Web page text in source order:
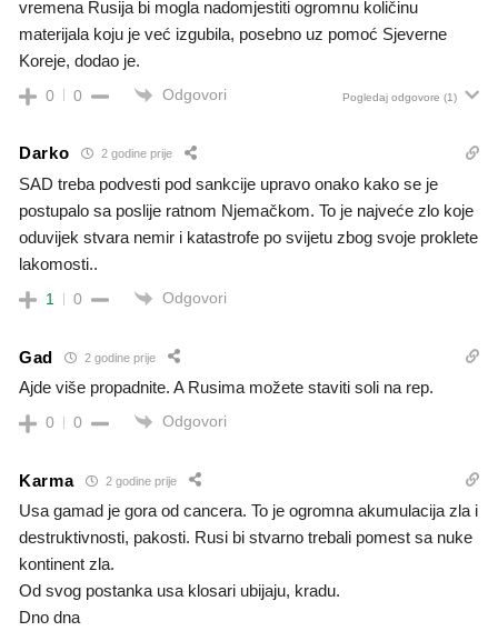
vremena Rusija bi mogla nadomjestiti ogromnu količinu
materijala koju je već izgubila, posebno uz pomoć Sjeverne
Koreje, dodao je.
0 0 Odgovori Pogledaj odgovore (1)
Darko 2 godine prije
SAD treba podvesti pod sankcije upravo onako kako se je
postupalo sa poslije ratnom Njemačkom. To je najveće zlo koje
oduvijek stvara nemir i katastrofe po svijetu zbog svoje proklete
lakomosti..
1 0 Odgovori
Gad 2 godine prije
Ajde više propadnite. A Rusima možete staviti soli na rep.
0 0 Odgovori
Karma 2 godine prije
Usa gamad je gora od cancera. To je ogromna akumulacija zla i
destruktivnosti, pakosti. Rusi bi stvarno trebali pomest sa nuke
kontinent zla.
Od svog postanka usa klosari ubijaju, kradu.
Dno dna